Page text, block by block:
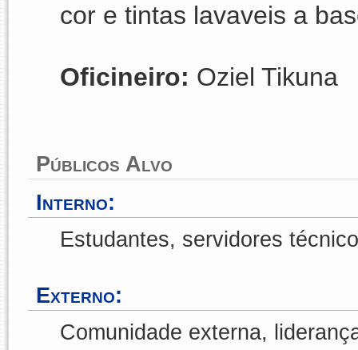
cor e tintas lavaveis a
Oficineiro: Oziel Tikuna
Públicos Alvo
Interno:
Estudantes, servidores
Externo:
Comunidade externa,